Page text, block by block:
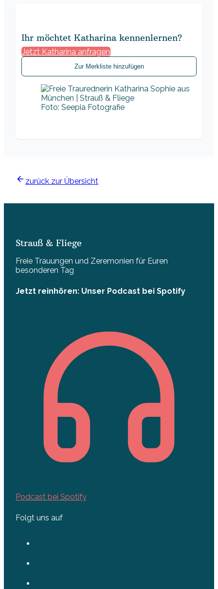
Ihr möchtet Katharina kennenlernen?
Jetzt Katharina anfragen
Zur Merkliste hinzufügen
Foto: Seepia Fotografie
zurück zur Übersicht
Strauß & Fliege
Freie Trauungen und Zeremonien für Euren
besonderen Tag
Jetzt reinhören: Unser Podcast bei Spotify
Podcast bei Spotify
Folgt uns auf